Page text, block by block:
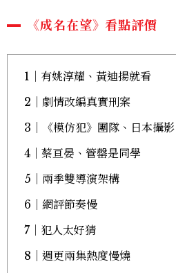
《成名在望》看點評價
1｜有姚淳耀、黃迪揚就看
2｜劇情改編真實刑案
3｜《模仿犯》團隊、日本攝影
4｜蔡亘晏、管罄是同學
5｜兩季雙導演架構
6｜網評節奏慢
7｜犯人太好猜
8｜週更兩集熱度慢燒